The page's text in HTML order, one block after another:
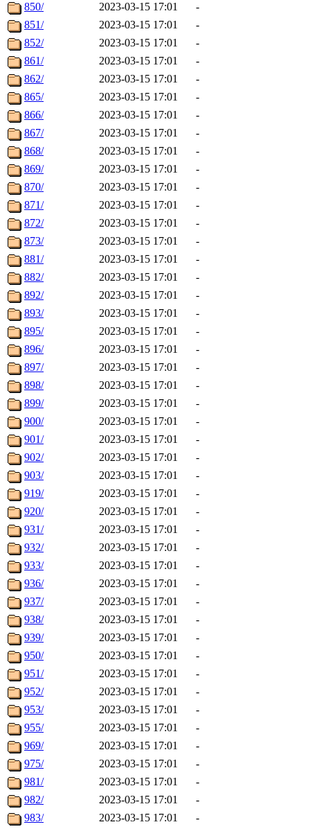
850/
2023-03-15 17:01
-
851/
2023-03-15 17:01
-
852/
2023-03-15 17:01
-
861/
2023-03-15 17:01
-
862/
2023-03-15 17:01
-
865/
2023-03-15 17:01
-
866/
2023-03-15 17:01
-
867/
2023-03-15 17:01
-
868/
2023-03-15 17:01
-
869/
2023-03-15 17:01
-
870/
2023-03-15 17:01
-
871/
2023-03-15 17:01
-
872/
2023-03-15 17:01
-
873/
2023-03-15 17:01
-
881/
2023-03-15 17:01
-
882/
2023-03-15 17:01
-
892/
2023-03-15 17:01
-
893/
2023-03-15 17:01
-
895/
2023-03-15 17:01
-
896/
2023-03-15 17:01
-
897/
2023-03-15 17:01
-
898/
2023-03-15 17:01
-
899/
2023-03-15 17:01
-
900/
2023-03-15 17:01
-
901/
2023-03-15 17:01
-
902/
2023-03-15 17:01
-
903/
2023-03-15 17:01
-
919/
2023-03-15 17:01
-
920/
2023-03-15 17:01
-
931/
2023-03-15 17:01
-
932/
2023-03-15 17:01
-
933/
2023-03-15 17:01
-
936/
2023-03-15 17:01
-
937/
2023-03-15 17:01
-
938/
2023-03-15 17:01
-
939/
2023-03-15 17:01
-
950/
2023-03-15 17:01
-
951/
2023-03-15 17:01
-
952/
2023-03-15 17:01
-
953/
2023-03-15 17:01
-
955/
2023-03-15 17:01
-
969/
2023-03-15 17:01
-
975/
2023-03-15 17:01
-
981/
2023-03-15 17:01
-
982/
2023-03-15 17:01
-
983/
2023-03-15 17:01 -